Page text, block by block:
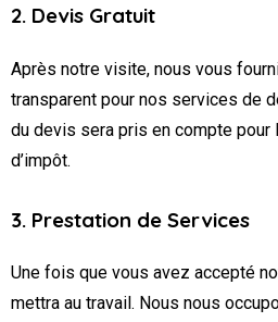
2. Devis Gratuit
Après notre visite, nous vous
transparent pour nos services de
du devis sera pris en compte
d’impôt.
3. Prestation de Services
Une fois que vous avez accepté
mettra au travail. Nous nous